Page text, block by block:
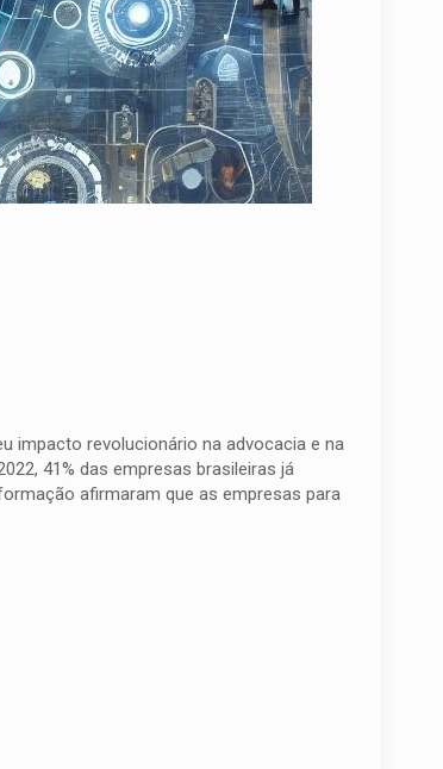
impacto revolucionário na advocacia e na
41% das empresas brasileiras já
afirmaram que as empresas para